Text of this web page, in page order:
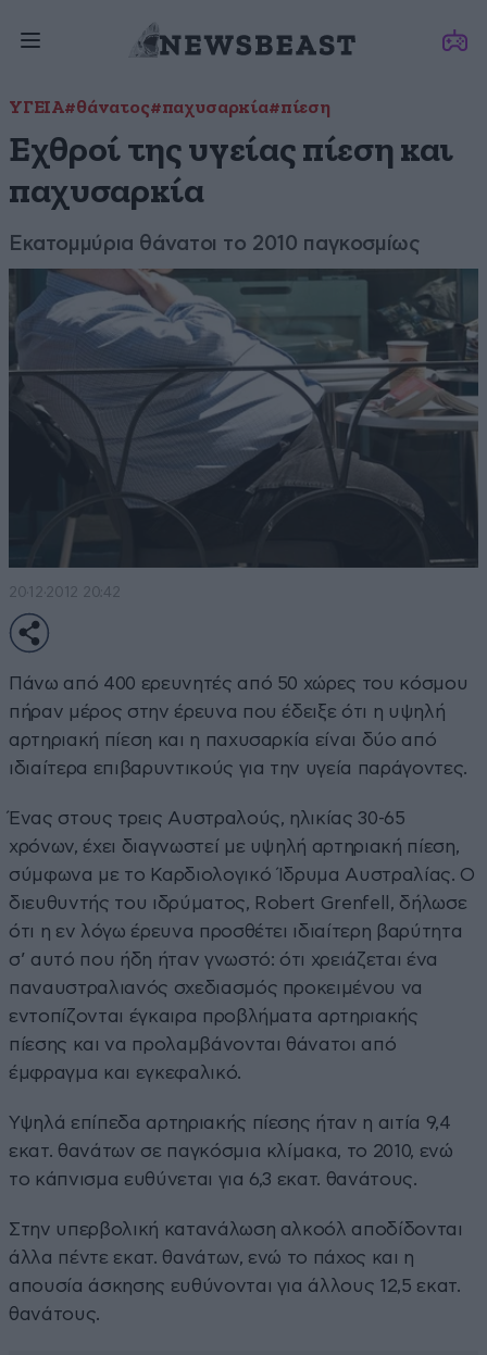
ΥΓΕΙΑ#θάνατος#παχυσαρκία#πίεση
Εχθροί της υγείας πίεση και
παχυσαρκία
Εκατομμύρια θάνατοι το 2010 παγκοσμίως
20·12·2012 20:42
Πάνω από 400 ερευνητές από 50 χώρες του κόσμου
πήραν μέρος στην έρευνα που έδειξε ότι η υψηλή
αρτηριακή πίεση και η παχυσαρκία είναι δύο από
ιδιαίτερα επιβαρυντικούς για την υγεία παράγοντες.
Ένας στους τρεις Αυστραλούς, ηλικίας 30-65
χρόνων, έχει διαγνωστεί με υψηλή αρτηριακή πίεση,
σύμφωνα με το Καρδιολογικό Ίδρυμα Αυστραλίας. Ο
διευθυντής του ιδρύματος, Robert Grenfell, δήλωσε
ότι η εν λόγω έρευνα προσθέτει ιδιαίτερη βαρύτητα
σ’ αυτό που ήδη ήταν γνωστό: ότι χρειάζεται ένα
παναυστραλιανός σχεδιασμός προκειμένου να
εντοπίζονται έγκαιρα προβλήματα αρτηριακής
πίεσης και να προλαμβάνονται θάνατοι από
έμφραγμα και εγκεφαλικό.
Υψηλά επίπεδα αρτηριακής πίεσης ήταν η αιτία 9,4
εκατ. θανάτων σε παγκόσμια κλίμακα, το 2010, ενώ
το κάπνισμα ευθύνεται για 6,3 εκατ. θανάτους.
Στην υπερβολική κατανάλωση αλκοόλ αποδίδονται
άλλα πέντε εκατ. θανάτων, ενώ το πάχος και η
απουσία άσκησης ευθύνονται για άλλους 12,5 εκατ.
θανάτους.